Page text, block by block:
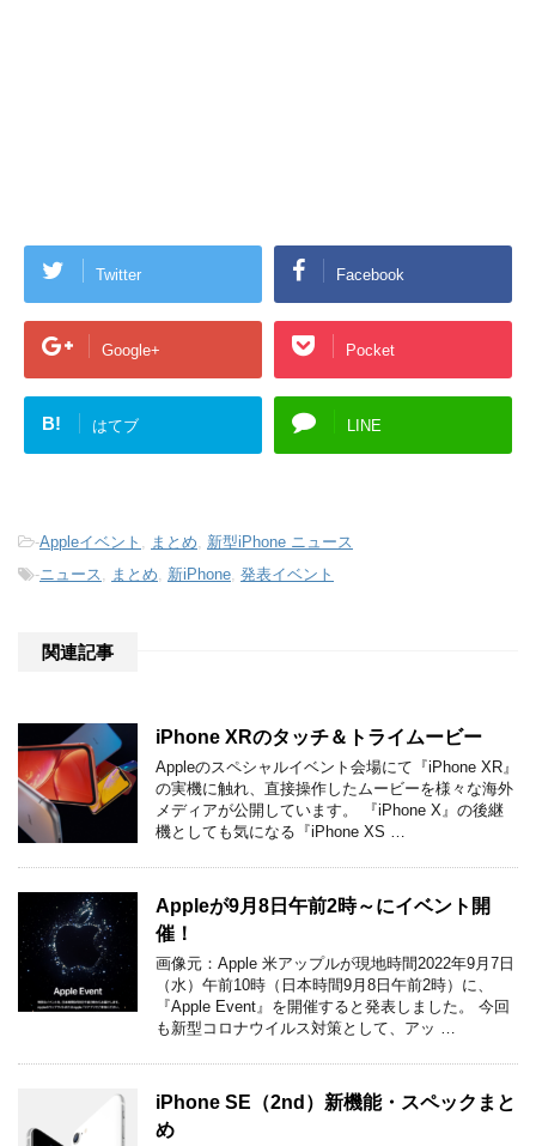
Twitter Facebook
Google+ Pocket
B! はてブ LINE
-Appleイベント , まとめ, 新型iPhone ニュース
-ニュース, まとめ, 新iPhone, 発表イベント
関連記事
iPhone XRのタッチ＆トライムービー
Appleのスペシャルイベント会場にて『iPhone XR』
の実機に触れ、直接操作したムービーを様々な海外
メディアが公開しています。 『iPhone X』の後継
機としても気になる『iPhone XS …
Appleが9月8日午前2時～にイベント開
催！
画像元：Apple 米アップルが現地時間2022年9月7日
（水）午前10時（日本時間9月8日午前2時）に、
『Apple Event』を開催すると発表しました。 今回
も新型コロナウイルス対策として、アッ …
iPhone SE（2nd）新機能・スペックまと
め